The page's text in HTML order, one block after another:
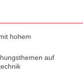
hohem
auf